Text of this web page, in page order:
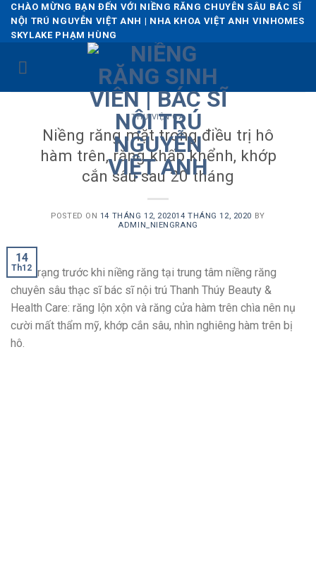
Skip
content
CHÀO MỪNG BẠN ĐẾN VỚI NIỀNG RĂNG CHUYÊN SÂU BÁC SĨ
NỘI TRÚ NGUYỄN VIỆT ANH | NHA KHOA VIỆT ANH VINHOMES
SKYLAKE PHẠM HÙNG
THƯ VIỆN CA
Niềng răng mặt trong điều trị hô
hàm trên, răng khấp khểnh, khớp
cắn sâu sau 20 tháng
POSTED ON 14 THÁNG 12, 202014 THÁNG 12, 2020 BY
ADMIN_NIENGRANG
14
Th12
Tình trạng trước khi niềng răng tại trung tâm niềng răng
chuyên sâu thạc sĩ bác sĩ nội trú Thanh Thúy Beauty &
Health Care: răng lộn xộn và răng cửa hàm trên chìa nên nụ
cười mất thẩm mỹ, khớp cắn sâu, nhìn nghiêng hàm trên bị
hô.